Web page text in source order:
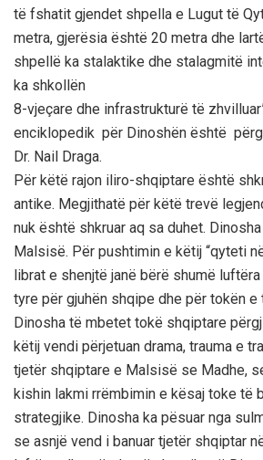
tё fshatit gjendet shpella e Lugut tё
metra, gjerёsia ёshtё 20 metra dhe
shpellё ka stalaktike dhe stalagmitё
ka shkollёn
8-vjeçare dhe infrastrukturё tё
enciklopedik pёr Dinoshёn ёshtё
Dr. Nail Draga.
Pёr kёtё rajon iliro-shqiptare ёshtё
antike. Megjithatё pёr kёtё trevё
nuk ёshtё shkruar aq sa duhet.
Malsisё. Pёr pushtimin e kёtij “qyteti
librat e shenjtё janё bёrё shumё
tyre pёr gjuhёn shqipe dhe pёr tokёn e
Dinosha tё mbetet tokё shqiptare
kёtij vendi pёrjetuan drama, trauma e
tjetёr shqiptare e Malsisё se Madhe,
kishin lakmi rrёmbimin e kёsaj toke tё
strategjike. Dinosha ka pёsuar nga
se asnjё vend i banuar tjetёr shqiptar